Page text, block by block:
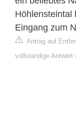
Höhlensteintal
Eingang zum
Antrag auf
vollständige Antwort